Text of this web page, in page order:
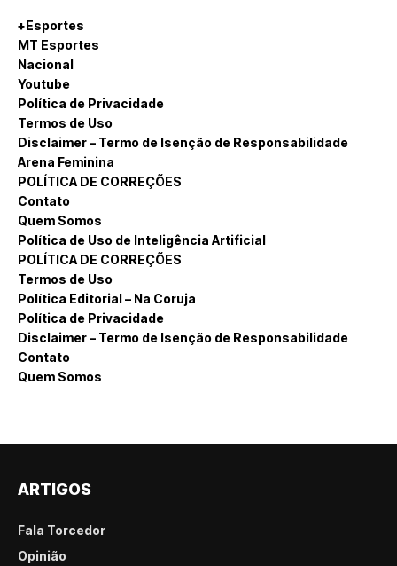
+Esportes
MT Esportes
Nacional
Youtube
Política de Privacidade
Termos de Uso
Disclaimer – Termo de Isenção de Responsabilidade
Arena Feminina
POLÍTICA DE CORREÇÕES
Contato
Quem Somos
Política de Uso de Inteligência Artificial
POLÍTICA DE CORREÇÕES
Termos de Uso
Política Editorial – Na Coruja
Política de Privacidade
Disclaimer – Termo de Isenção de Responsabilidade
Contato
Quem Somos
ARTIGOS
Fala Torcedor
Opinião